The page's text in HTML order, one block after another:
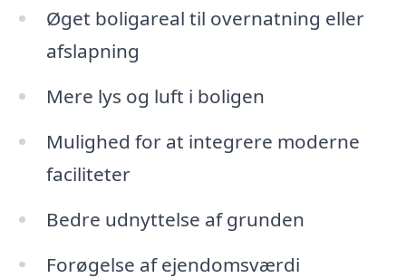
Øget boligareal til overnatning eller
afslapning
Mere lys og luft i boligen
Mulighed for at integrere moderne
faciliteter
Bedre udnyttelse af grunden
Forøgelse af ejendomsværdi